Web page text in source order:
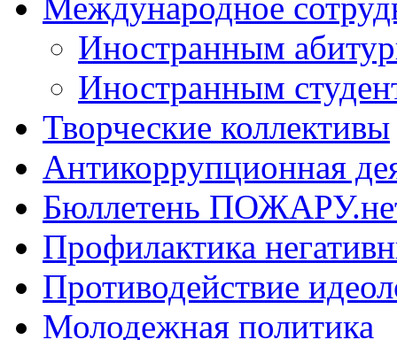
Международное
Иностранным
Иностранным
Творческие коллективы
Антикоррупционная
Бюллетень
Профилактика
Противодействие
Молодежная политика